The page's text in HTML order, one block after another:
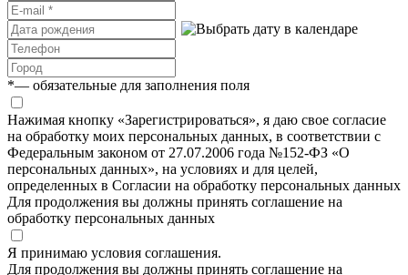
*— обязательные для заполнения поля
Нажимая кнопку «Зарегистрироваться», я даю свое согласие
на обработку моих персональных данных, в соответствии с
Федеральным законом от 27.07.2006 года №152-ФЗ «О
персональных данных», на условиях и для целей,
определенных в Согласии на обработку персональных данных
Для продолжения вы должны принять соглашение на
обработку персональных данных
Я принимаю условия соглашения.
Для продолжения вы должны принять соглашение на